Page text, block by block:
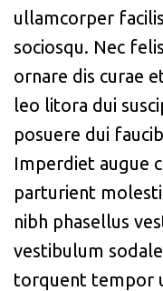
ullamcorper
sociosqu. Nec
ornare dis curae
leo litora dui
posuere dui
Imperdiet augue
parturient
nibh phasellus
vestibulum
torquent tempor